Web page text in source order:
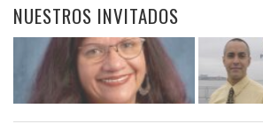
NUESTROS INVITADOS